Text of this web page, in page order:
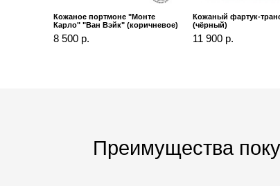
Кожаное портмоне "Монте
Карло" "Ван Вэйк" (коричневое)
8 500 р.
Кожаный фартук-
(чёрный)
11 900 р.
Преимущества